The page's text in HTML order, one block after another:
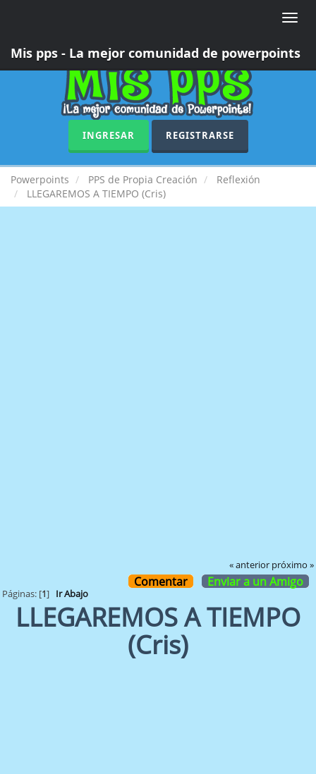
Toggle
Mis pps - La mejor comunidad de powerpoints
INGRESAR REGISTRARSE
Powerpoints PPS de Propia Creación
Reflexión
LLEGAREMOS A TIEMPO (Cris)
« anterior próximo »
Comentar Enviar a un Amigo
Páginas: [1] Ir Abajo
LLEGAREMOS A TIEMPO
(Cris)